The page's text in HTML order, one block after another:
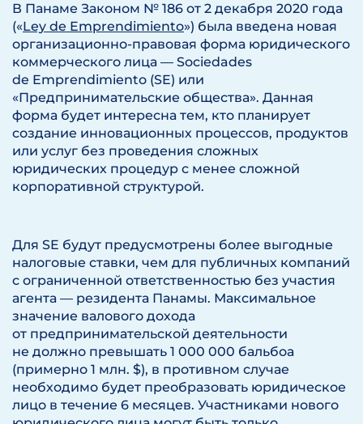
В Панаме Законом № 186 от 2 декабря 2020 года
(«Ley de Emprendimiento») была введена новая
организационно-правовая форма юридического
коммерческого лица — Sociedades
de Emprendimiento (SE) или
«Предпринимательские общества». Данная
форма будет интересна тем, кто планирует
создание инновационных процессов, продуктов
или услуг без проведения сложных
юридических процедур с менее сложной
корпоративной структурой.
Для SE будут предусмотрены более выгодные
налоговые ставки, чем для публичных компаний
с ограниченной ответственностью без участия
агента — резидента Панамы. Максимальное
значение валового дохода
от предпринимательской деятельности
не должно превышать 1 000 000 бальбоа
(примерно 1 млн. $), в противном случае
необходимо будет преобразовать юридическое
лицо в течение 6 месяцев. Участниками нового